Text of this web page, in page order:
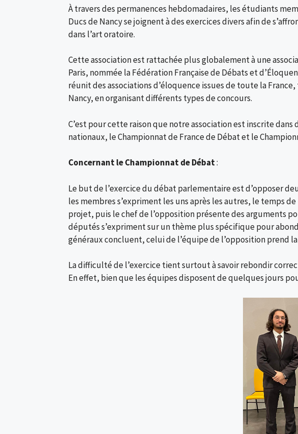
À travers des permanences hebdomadaires, les étudiants
Ducs de Nancy se joignent à des exercices divers afin de
dans l’art oratoire.
Cette association est rattachée plus globalement à une
Paris, nommée la Fédération Française de Débats et
réunit des associations d’éloquence issues de toute la
Nancy, en organisant différents types de concours.
C’est pour cette raison que notre association est inscrite dans
nationaux, le Championnat de France de Débat et le
Concernant le Championnat de Débat:
Le but de l’exercice du débat parlementaire est d’opposer
les membres s’expriment les uns après les autres, le temps
projet, puis le chef de l’opposition présente des arguments
députés s’expriment sur un thème plus spécifique pour
généraux concluent, celui de l’équipe de l’opposition prend
La difficulté de l’exercice tient surtout à savoir rebondir
En effet, bien que les équipes disposent de quelques jours